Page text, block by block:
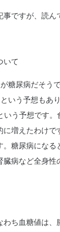
事ですが、読ん
いて
糖尿病だそう
いう予想もあ
いう予想です。
に増えたわけで
。糖尿病になる
臓病など全身性
わち血糖値は、